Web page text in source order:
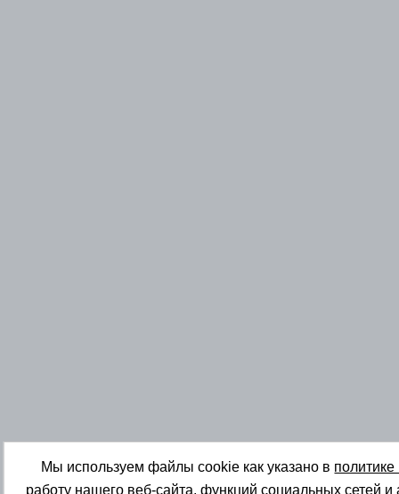
Мы используем файлы cookie как указано в
работу нашего веб-сайта, функций социальных сетей